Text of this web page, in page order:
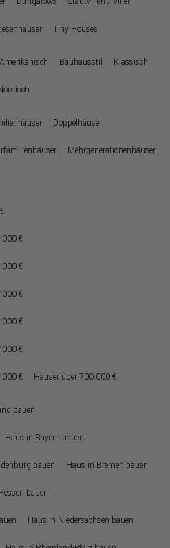
Tiny Houses
Amerikanisch Bauhausstil Klassisch
Doppelhäuser
Mehrgenerationenhäuser
€
€
€
€
€
€ Häuser über 700.000 €
bauen
Haus in Bayern bauen
bauen Haus in Bremen bauen
bauen
Haus in Niedersachsen bauen